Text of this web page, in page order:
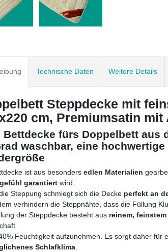
Technische Daten Weitere Details
Steppdecke mit
cm, Premiumsatin mit
Bettdecke fürs Doppelbett aus
waschbar, eine
ist aus besonders edlen Materialien
garantiert wird.
Steppung schmiegt sich die Decke perfekt an
verhindern die Steppnähte, dass die Füllung
der Steppdecke besteht aus reinem,
Feuchtigkeit aufzunehmen. Es sorgt daher für
Schlafklima